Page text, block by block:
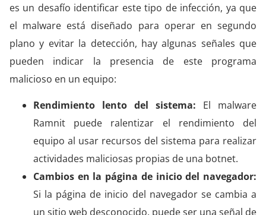
es un desafío identificar este tipo de infección, ya que
el malware está diseñado para operar en segundo
plano y evitar la detección, hay algunas señales que
pueden indicar la presencia de este programa
malicioso en un equipo:
Rendimiento lento del sistema: El malware
Ramnit puede ralentizar el rendimiento del
equipo al usar recursos del sistema para realizar
actividades maliciosas propias de una botnet.
Cambios en la página de inicio del navegador:
Si la página de inicio del navegador se cambia a
un sitio web desconocido, puede ser una señal de